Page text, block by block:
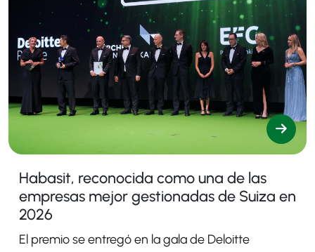
Habasit, reconocida como una de las
empresas mejor gestionadas de Suiza en
2026
El premio se entregó en la gala de Deloitte